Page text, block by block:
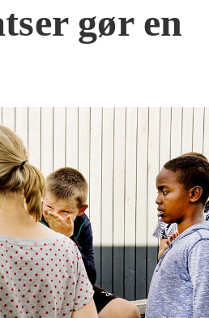
gør en